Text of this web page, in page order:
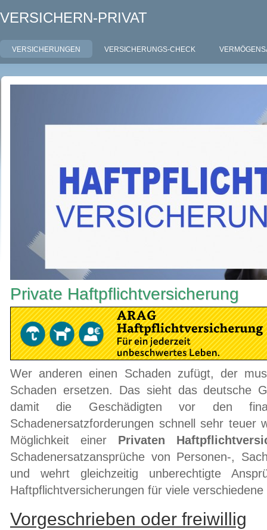
VERSICHERN-PRIVAT
VERSICHERUNGEN VERSICHERUNGS-CHECK
Private Haftpflichtversicherung
Wer anderen einen Schaden zufügt, der
Schaden ersetzen. Das sieht das deutsche
damit die Geschädigten vor den
Schadenersatzforderungen schnell sehr teuer
Möglichkeit einer Privaten
Schadenersatzansprüche von Personen-,
und wehrt gleichzeitig unberechtigte
Haftpflichtversicherungen für viele
Vorgeschrieben oder freiwillig